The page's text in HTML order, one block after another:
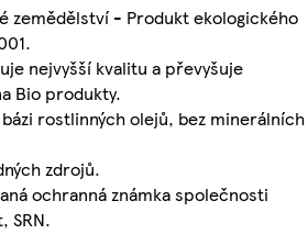
zemědělství - Produkt ekologického
nejvyšší kvalitu a převyšuje
Bio produkty.
rostlinných olejů, bez minerálních
zdrojů.
ochranná známka společnosti
SRN.